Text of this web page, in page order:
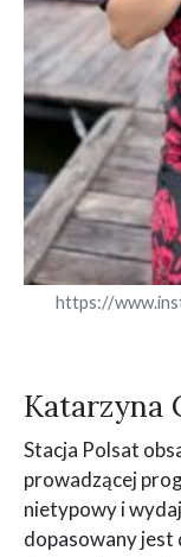
https://
Katarzyna
Stacja Polsat
prowadzącej
nietypowy i
dopasowany jest